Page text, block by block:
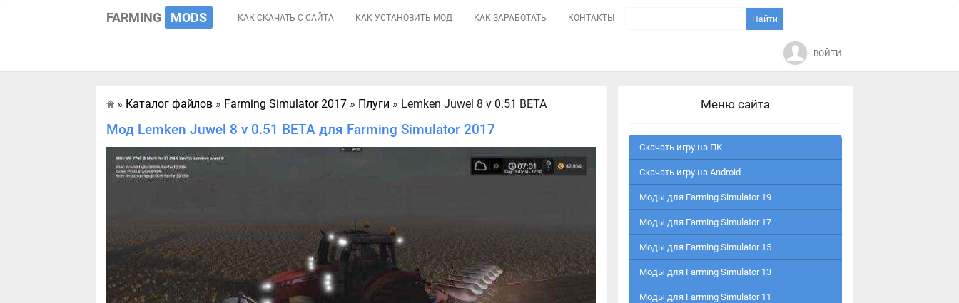
FARMING MODS КАК СКАЧАТЬ С САЙТА КАК УСТАНОВИТЬ МОД КАК ЗАРАБОТАТЬ КОНТАКТЫ
ВОЙТИ
Главная
» Каталог файлов » Farming Simulator 2017 » Плуги » Lemken Juwel 8 v 0.51 BETA
Мод Lemken Juwel 8 v 0.51 BETA для Farming Simulator 2017
Меню сайта
Скачать игру на ПК
Скачать игру на Android
Моды для Farming Simulator 19
Моды для Farming Simulator 17
Моды для Farming Simulator 15
Моды для Farming Simulator 13
Моды для Farming Simulator 11